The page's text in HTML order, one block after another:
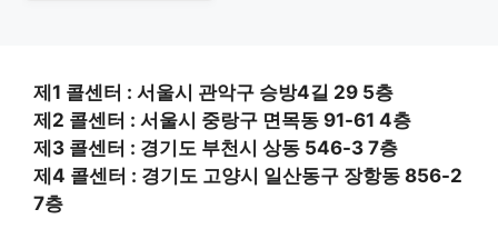
제1 콜센터 : 서울시 관악구 승방4길 29 5층
제2 콜센터 : 서울시 중랑구 면목동 91-61 4층
제3 콜센터 : 경기도 부천시 상동 546-3 7층
제4 콜센터 : 경기도 고양시 일산동구 장항동 856-2
7층